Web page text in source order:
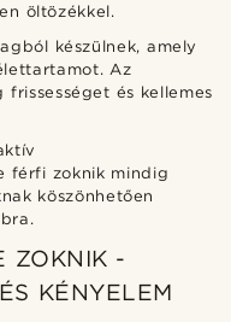
öltözékkel.
készülnek, amely
Az
és kellemes
férfi zoknik mindig
köszönhetően
ZOKNIK -
KÉNYELEM